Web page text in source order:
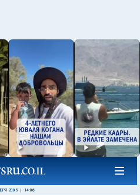
2005 14:06